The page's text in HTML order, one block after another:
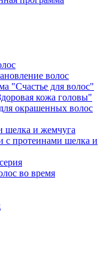
волос
"Счастье для волос"
кожа головы"
окрашенных волос
шелка и жемчуга
с протеинами шелка и
во время